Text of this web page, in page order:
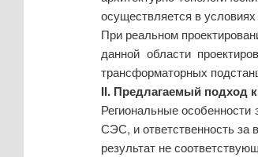
осуществляется в
При реальном
данной области
трансформаторных
II. Предлагаемый подход
Региональные
СЭС, и ответственность за
результат не